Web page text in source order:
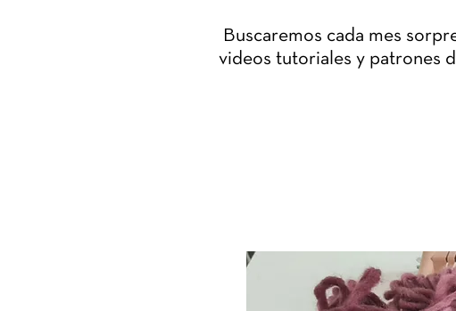
Buscaremos cada mes
videos tutoriales y patrones